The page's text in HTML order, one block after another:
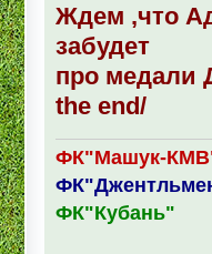
Ждем ,что
забудет
про медали
the еnd/
ФК"Машук-
ФК"Кубань"